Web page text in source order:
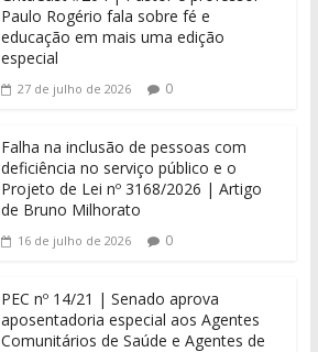
Paulo Rogério fala sobre fé e
educação em mais uma edição
especial
27 de julho de 2026 0
Falha na inclusão de pessoas com
deficiência no serviço público e o
Projeto de Lei nº 3168/2026 | Artigo
de Bruno Milhorato
16 de julho de 2026 0
PEC nº 14/21 | Senado aprova
aposentadoria especial aos Agentes
Comunitários de Saúde e Agentes de